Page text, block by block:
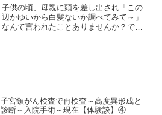
子供の頃、母親に頭を差し出され「この
辺かゆいから白髪ないか調べてみて～」
なんて言われたことありませんか？で、
子宮頸がん検査で再検査～高度異形成と
診断～入院手術～現在【体験談】④